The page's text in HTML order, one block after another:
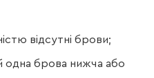
відсутні брови;
одна брова нижча або